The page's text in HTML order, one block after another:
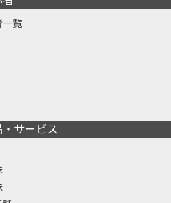
一覧
・サービス